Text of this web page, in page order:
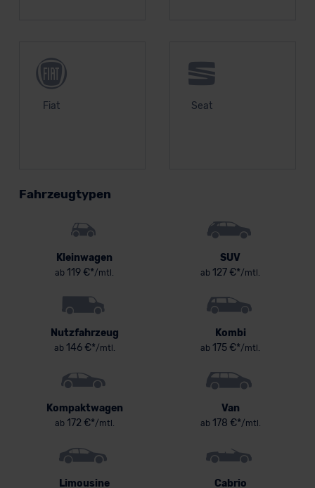
Fiat Seat
Fahrzeugtypen
Kleinwagen
ab 119 €*/mtl.
SUV
ab 127 €*/mtl.
Nutzfahrzeug
ab146 €*/mtl.
Kombi
ab 175 €*/mtl.
Kompaktwagen
ab172 €*/mtl.
Van
ab178 €*/mtl.
Limousine Cabrio